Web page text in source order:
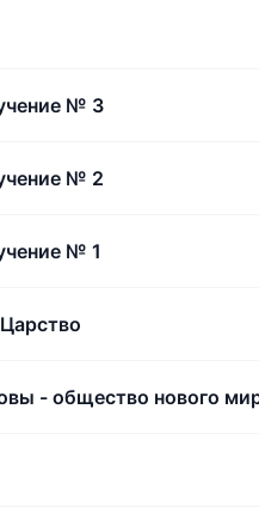
№ 3
№ 2
№ 1
- общество нового